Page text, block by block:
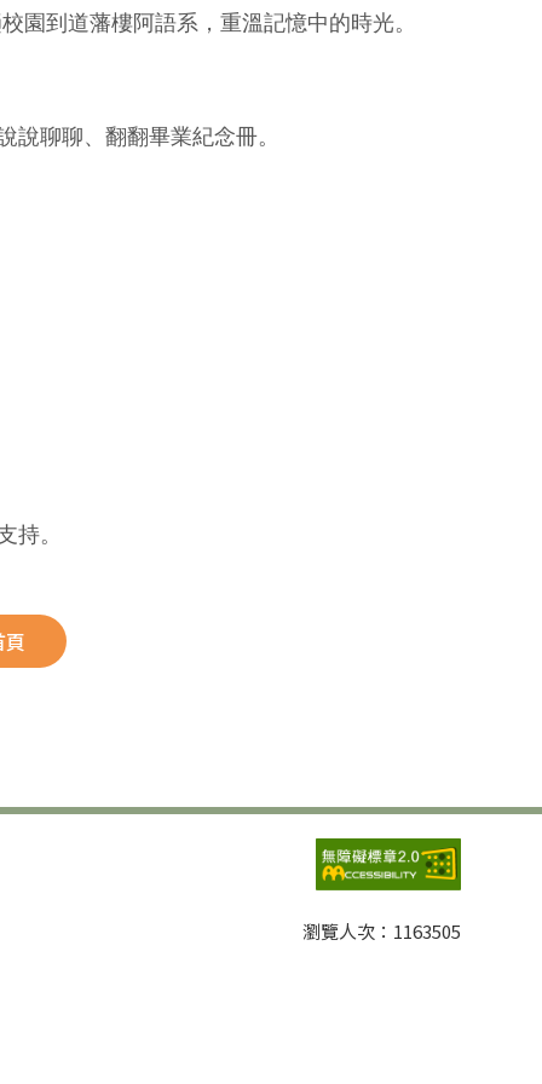
園到道藩樓阿語系，重溫記憶中的時光。
聊聊、翻翻畢業紀念冊。
持。
頁
瀏覽人次： 1163505